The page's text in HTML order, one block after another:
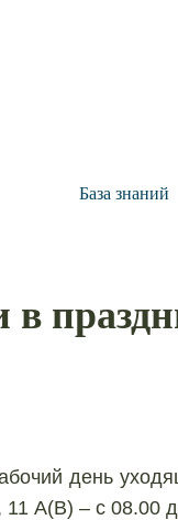
База знаний
в
день
А(В) – с 08.00